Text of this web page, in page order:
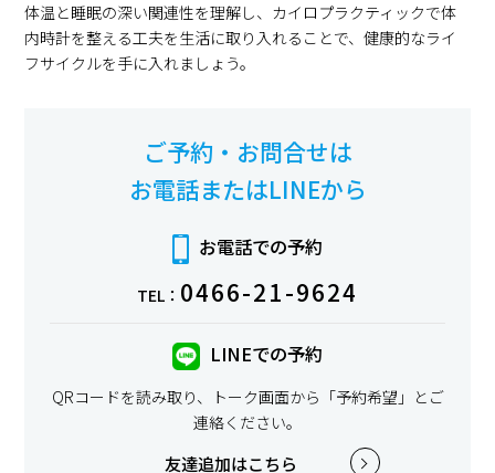
体温と睡眠の深い関連性を理解し、カイロプラクティックで体
内時計を整える工夫を生活に取り入れることで、健康的なライ
フサイクルを手に入れましょう。
ご予約・お問合せは
お電話またはLINEから
お電話での予約
TEL： 0466-21-9624
LINEでの予約
QRコードを読み取り、トーク画面から「予約希望」とご
連絡ください。
友達追加はこちら